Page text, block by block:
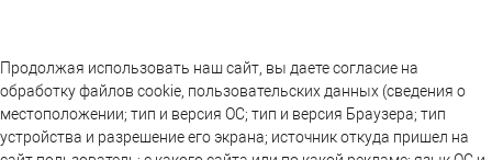
Продолжая использовать наш сайт, вы даете согласие на
обработку файлов cookie, пользовательских данных (сведения о
местоположении; тип и версия ОС; тип и версия Браузера; тип
устройства и разрешение его экрана; источник откуда пришел на